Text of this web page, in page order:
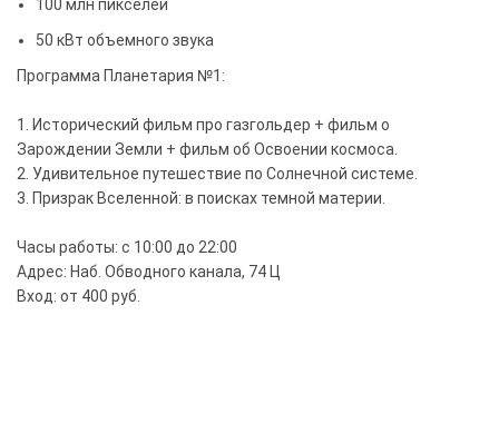
100 млн пикселей
50 кВт объемного звука
Программа Планетария №1:
1. Исторический фильм про газгольдер + фильм о
Зарождении Земли + фильм об Освоении космоса.
2. Удивительное путешествие по Солнечной системе.
3. Призрак Вселенной: в поисках темной материи.
Часы работы: с 10:00 до 22:00
Адрес: Наб. Обводного канала, 74 Ц
Вход: от 400 руб.